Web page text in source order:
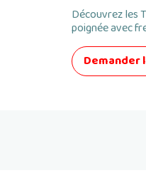
Découvrez les
poignée avec
Demander